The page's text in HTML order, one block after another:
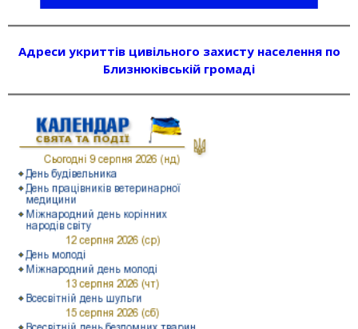
Адреси укриттів цивільного захисту населення по
Близнюківській громаді